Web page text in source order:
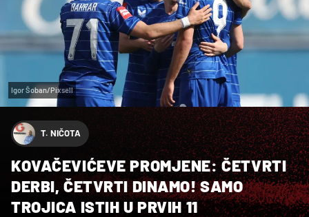
Igor Šoban/Pixsell
T. NIČOTA
KOVAČEVIĆEVE PROMJENE: ČETVRTI
DERBI, ČETVRTI DINAMO! SAMO
TROJICA ISTIH U PRVIH 11